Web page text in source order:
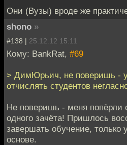
Они (Вузы) вроде же
shono »
#138 | 25.12.12 15:11
Кому: BankRat, #69
> ДимЮрьич, не поверишь -
отчислять студентов
Не поверишь - меня попёрли
одного зачёта! Пришлось
завершать обучение, только
основе.